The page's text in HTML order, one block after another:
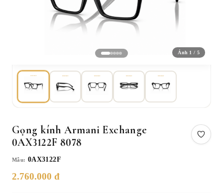
Tìm kiếm
Ảnh 1 / 5
Gọng kính Armani Exchange
0AX3122F 8078
Mẫu: 0AX3122F
2.760.000 đ